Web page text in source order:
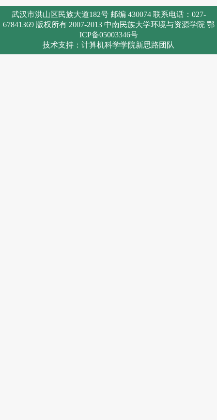
武汉市洪山区民族大道182号 邮编 430074 联系电话：027-
67841369 版权所有 2007-2013 中南民族大学环境与资源学院 鄂
ICP备05003346号
技术支持：计算机科学学院新思路团队